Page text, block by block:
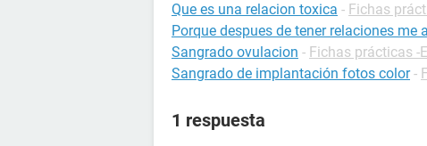
Que es una relacion toxica - Fichas
Porque despues de tener relaciones me
Sangrado ovulacion - Fichas prácticas -
Sangrado de implantación fotos color -
1 respuesta